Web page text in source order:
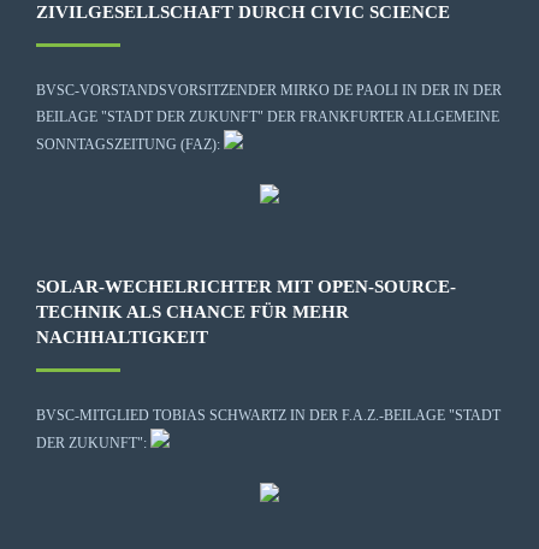
ZIVILGESELLSCHAFT DURCH CIVIC SCIENCE
BVSC-VORSTANDSVORSITZENDER MIRKO DE PAOLI IN DER IN DER
BEILAGE "STADT DER ZUKUNFT" DER FRANKFURTER ALLGEMEINE
SONNTAGSZEITUNG (FAZ):
SOLAR-WECHELRICHTER MIT OPEN-SOURCE-
TECHNIK ALS CHANCE FÜR MEHR
NACHHALTIGKEIT
BVSC-MITGLIED TOBIAS SCHWARTZ IN DER F.A.Z.-BEILAGE "STADT
DER ZUKUNFT":